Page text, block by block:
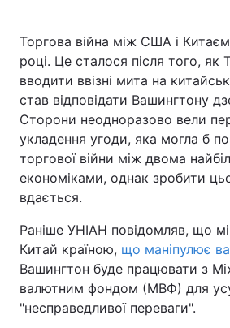
Торгова війна між США і
році. Це сталося після того, як
вводити ввізні мита на
став відповідати Вашингтону
Сторони неодноразово вели
укладення угоди, яка могла б
торгової війни між двома
економіками, однак зробити
вдається.
Раніше УНІАН повідомляв, що
Китай країною, що маніпулює
Вашингтон буде працювати з
валютним фондом (МВФ) для
"несправедливої переваги".